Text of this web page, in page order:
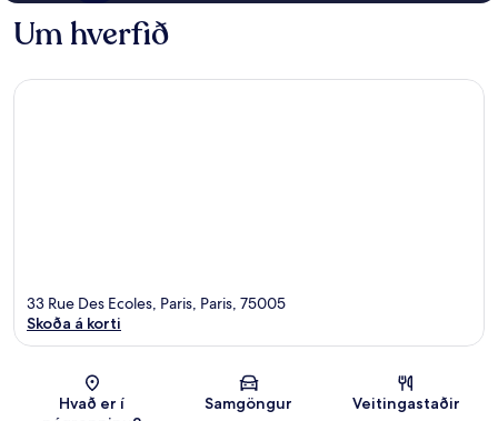
Um hverfið
Kort
33 Rue Des Ecoles, Paris, Paris, 75005
Skoða á korti
Hvað er í
Samgöngur Veitingastaðir